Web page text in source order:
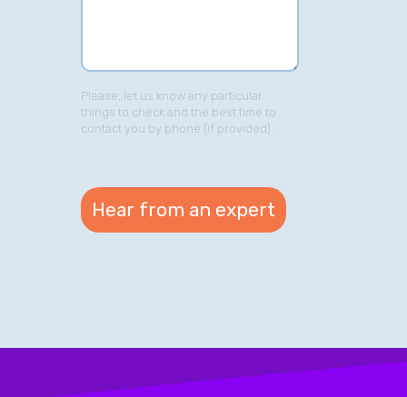
Please, let us know any particular
things to check and the best time to
contact you by phone (if provided).